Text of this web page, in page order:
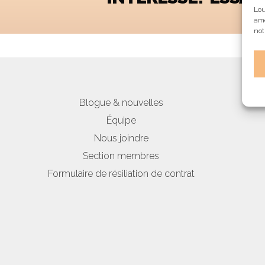
Blogue & nouvelles
Équipe
Nous joindre
Section membres
Formulaire de résiliation de contrat